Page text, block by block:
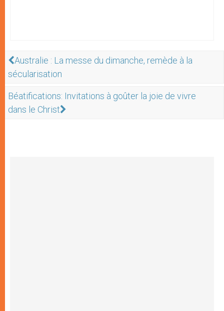
Australie : La messe du dimanche, remède à la
sécularisation
Béatifications: Invitations à goûter la joie de vivre
dans le Christ